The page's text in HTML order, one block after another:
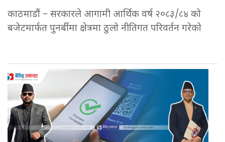
काठमाडौं – सरकारले आगामी आर्थिक वर्ष २०८३/८४ को
बजेटमार्फत पुनर्बीमा क्षेत्रमा ठुलो नीतिगत परिवर्तन गरेको